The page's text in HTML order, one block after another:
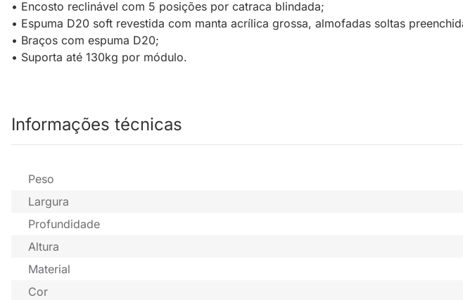
• Encosto reclinável com 5 posições por catraca blindada;
• Espuma D20 soft revestida com manta acrílica grossa, almofadas soltas
• Braços com espuma D20;
• Suporta até 130kg por módulo.
Informações técnicas
Peso
Largura
Profundidade
Altura
Material
Cor